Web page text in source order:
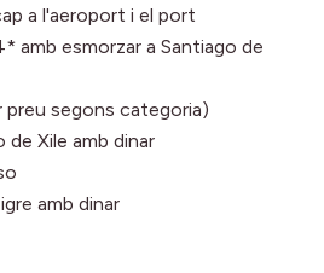
a l'aeroport i el port
amb esmorzar a Santiago de
segons categoria)
de Xile amb dinar
amb dinar